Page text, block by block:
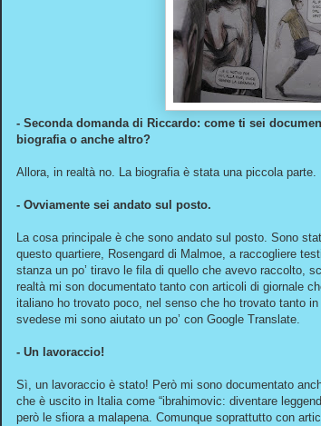
- Seconda domanda di Riccardo: come ti sei
biografia o anche altro?
Allora, in realtà no. La biografia è stata una piccola parte.
- Ovviamente sei andato sul posto.
La cosa principale è che sono andato sul posto. Sono
questo quartiere, Rosengard di Malmoe, a raccogliere
stanza un po’ tiravo le fila di quello che avevo raccolto,
realtà mi son documentato tanto con articoli di giornale
italiano ho trovato poco, nel senso che ho trovato tanto
svedese mi sono aiutato un po’ con Google Translate.
- Un lavoraccio!
Sì, un lavoraccio è stato! Però mi sono documentato
che è uscito in Italia come “ibrahimovic: diventare
però le sfiora a malapena. Comunque soprattutto con